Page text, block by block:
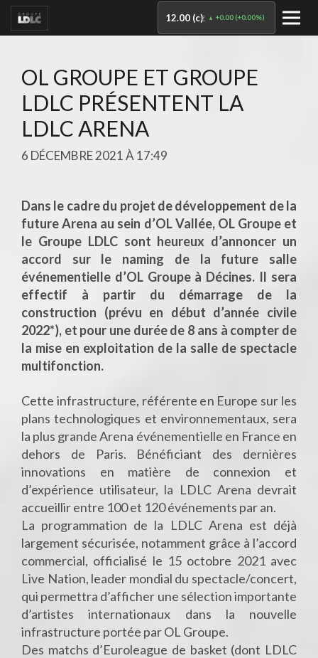
12.00 (c)€ +0.00(+0.00%)
OL GROUPE ET GROUPE
LDLC PRÉSENTENT LA
LDLC ARENA
6 DÉCEMBRE 2021 À 17:49
Dans le cadre du projet de développement de la
future Arena au sein d’OL Vallée, OL Groupe et
le Groupe LDLC sont heureux d’annoncer un
accord sur le naming de la future salle
événementielle d’OL Groupe à Décines. Il sera
effectif à partir du démarrage de la
construction (prévu en début d’année civile
2022*), et pour une durée de 8 ans à compter de
la mise en exploitation de la salle de spectacle
multifonction.
Cette infrastructure, référente en Europe sur les
plans technologiques et environnementaux, sera
la plus grande Arena événementielle en France en
dehors de Paris. Bénéficiant des dernières
innovations en matière de connexion et
d’expérience utilisateur, la LDLC Arena devrait
accueillir entre 100 et 120 événements par an.
La programmation de la LDLC Arena est déjà
largement sécurisée, notamment grâce à l’accord
commercial, officialisé le 15 octobre 2021 avec
Live Nation, leader mondial du spectacle/concert,
qui permettra d’afficher une sélection importante
d’artistes internationaux dans la nouvelle
infrastructure portée par OL Groupe.
Des matchs d’Euroleague de basket (dont LDLC